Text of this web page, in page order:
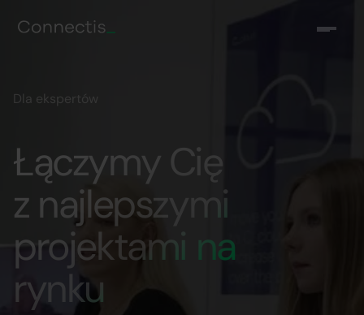
Dla ekspertów
Łączymy Cię
z najlepszymi
projektami na
rynku